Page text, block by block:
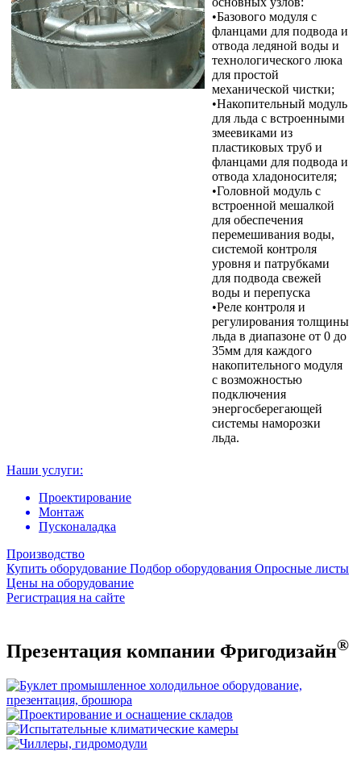
•Базового модуля с
фланцами для подвода и
отвода ледяной воды и
технологического люка
для простой
механической чистки;
•Накопительный модуль
для льда с встроенными
змеевиками из
пластиковых труб и
фланцами для подвода и
отвода хладоносителя;
•Головной модуль с
встроенной мешалкой
для обеспечения
перемешивания воды,
системой контроля
уровня и патрубками
для подвода свежей
воды и перепуска
•Реле контроля и
регулирования толщины
льда в диапазоне от 0 до
35мм для каждого
накопительного модуля
с возможностью
подключения
энергосберегающей
системы наморозки
льда.
Наши услуги:
Проектирование
Монтаж
Пусконаладка
Производство
Купить оборудование Подбор оборудования Опросные листы
Цены на оборудование
Регистрация на сайте
Презентация компании Фригодизайн®